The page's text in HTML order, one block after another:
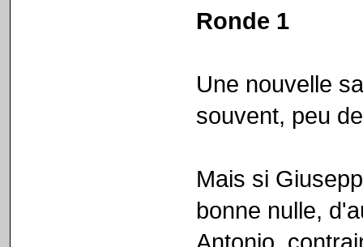
Ronde 1
Une nouvelle
souvent, peu
Mais si
bonne nulle,
Antonio,